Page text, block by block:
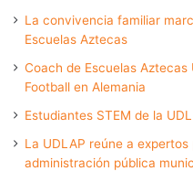
La convivencia familiar
Escuelas Aztecas
Coach de Escuelas Aztecas
Football en Alemania
Estudiantes STEM de la
La UDLAP reúne a
administración pública